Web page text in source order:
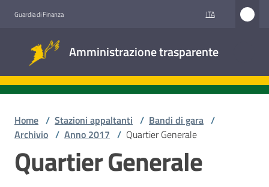
Guardia di Finanza ITA
Amministrazione trasparente
trasparente
Accesso
civico
Home / Stazioni appaltanti / Bandi di gara /
Archivio / Anno 2017 / Quartier Generale
Quartier Generale